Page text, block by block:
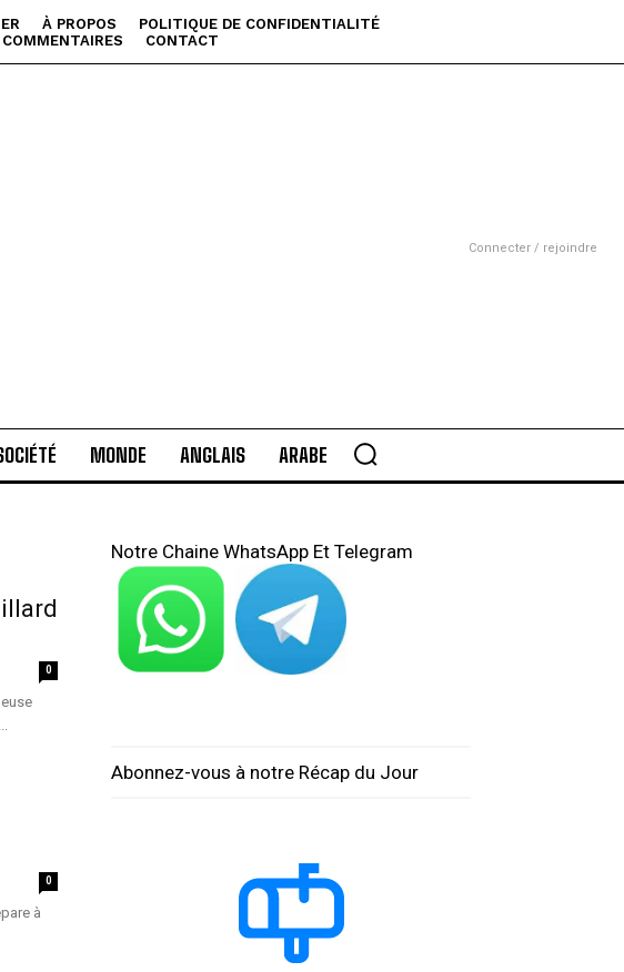
À PROPOS
POLITIQUE DE CONFIDENTIALITÉ
CONTACT
Connecter / rejoindre
MONDE ANGLAIS ARABE
0
0
à
Notre Chaine WhatsApp Et Telegram
Abonnez-vous à notre Récap du Jour